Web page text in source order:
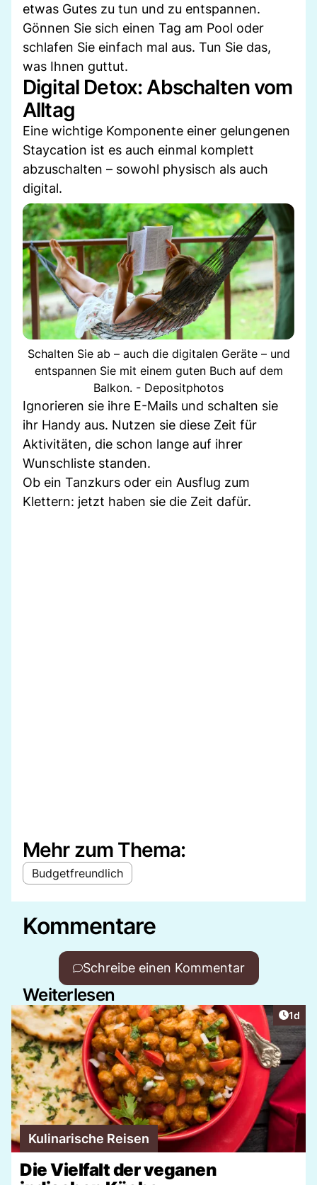
etwas Gutes zu tun und zu entspannen.
Gönnen Sie sich einen Tag am Pool oder
schlafen Sie einfach mal aus. Tun Sie das,
was Ihnen guttut.
Digital Detox: Abschalten vom
Alltag
Eine wichtige Komponente einer gelungenen
Staycation ist es auch einmal komplett
abzuschalten – sowohl physisch als auch
digital.
Schalten Sie ab – auch die digitalen Geräte – und
entspannen Sie mit einem guten Buch auf dem
Balkon. - Depositphotos
Ignorieren sie ihre E-Mails und schalten sie
ihr Handy aus. Nutzen sie diese Zeit für
Aktivitäten, die schon lange auf ihrer
Wunschliste standen.
Ob ein Tanzkurs oder ein Ausflug zum
Klettern: jetzt haben sie die Zeit dafür.
Mehr zum Thema:
Budgetfreundlich
Kommentare
Schreibe einen Kommentar
Weiterlesen
1d
Kulinarische Reisen
Die Vielfalt der veganen